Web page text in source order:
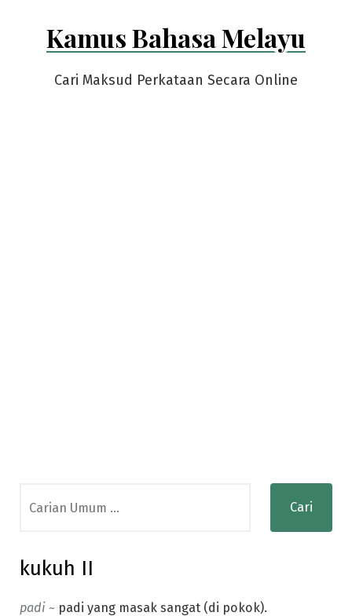
Kamus Bahasa Melayu
Cari Maksud Perkataan Secara Online
for:
kukuh II
padi ~ padi yang masak sangat (di pokok).